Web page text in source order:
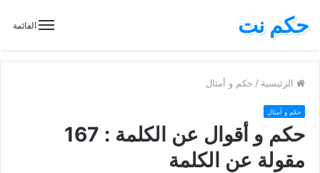
القائمة حكم نت
الرئيسية / حكم و أمثال
حكم و أمثال
حكم و أقوال عن الكلمة : 167
مقولة عن الكلمة